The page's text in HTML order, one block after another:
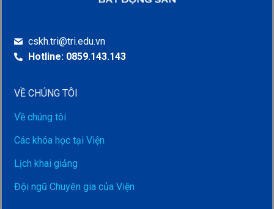
cskh.tri@tri.edu.vn
Hotline: 0859.143.143
VỀ CHÚNG TÔI
Về chúng tôi
Các khóa học tại Viện
Lịch khai giảng
Đội ngũ Chuyên gia của Viện